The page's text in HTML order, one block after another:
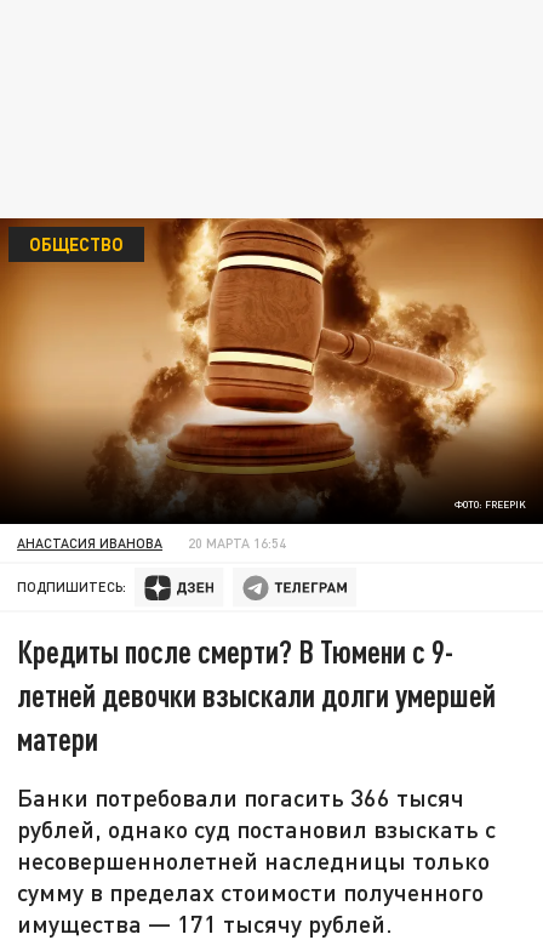
ФОТО: FREEPIK
ОБЩЕСТВО
АНАСТАСИЯ ИВАНОВА 20 МАРТА 16:54
ПОДПИШИТЕСЬ:
Кредиты после смерти? В Тюмени с 9-
летней девочки взыскали долги умершей
матери
Банки потребовали погасить 366 тысяч
рублей, однако суд постановил взыскать с
несовершеннолетней наследницы только
сумму в пределах стоимости полученного
имущества — 171 тысячу рублей.